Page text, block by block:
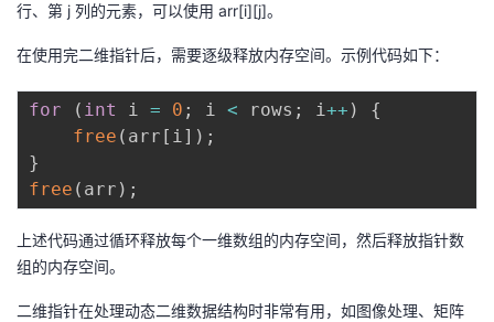
证
实
的
持
建
行、第 j 列的元素，可以使用 arr[i][j]。
在使用完二维指针后，需要逐级释放内存空间。示例代码如下：
for ( int i = 0 ; i < rows ; i++ )
{
free ( arr [ i] ) ;
}
free ( arr ) ;
上述代码通过循环释放每个一维数组的内存空间，然后释放指针数
组的内存空间。
二维指针在处理动态二维数据结构时非常有用，如图像处理、矩阵